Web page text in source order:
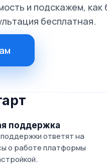
и подскажем, как
бесплатная.
поддержка
ответят на
о работе платформы